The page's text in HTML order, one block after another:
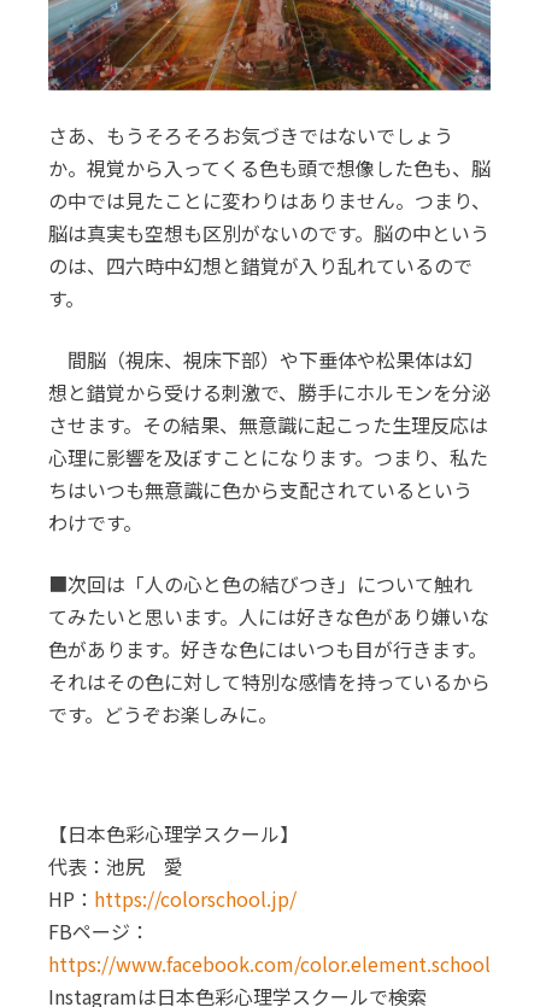
さあ、もうそろそろお気づきではないでしょう
か。視覚から入ってくる色も頭で想像した色も、脳
の中では見たことに変わりはありません。つまり、
脳は真実も空想も区別がないのです。脳の中という
のは、四六時中幻想と錯覚が入り乱れているので
す。
間脳（視床、視床下部）や下垂体や松果体は幻
想と錯覚から受ける刺激で、勝手にホルモンを分泌
させます。その結果、無意識に起こった生理反応は
心理に影響を及ぼすことになります。つまり、私た
ちはいつも無意識に色から支配されているという
わけです。
■次回は「人の心と色の結びつき」について触れ
てみたいと思います。人には好きな色があり嫌いな
色があります。好きな色にはいつも目が行きます。
それはその色に対して特別な感情を持っているから
です。どうぞお楽しみに。
【日本色彩心理学スクール】
代表：池尻 愛
HP： https://colorschool.jp/
FBページ：
https://www.facebook.com/color.element.school
Instagramは日本色彩心理学スクールで検索